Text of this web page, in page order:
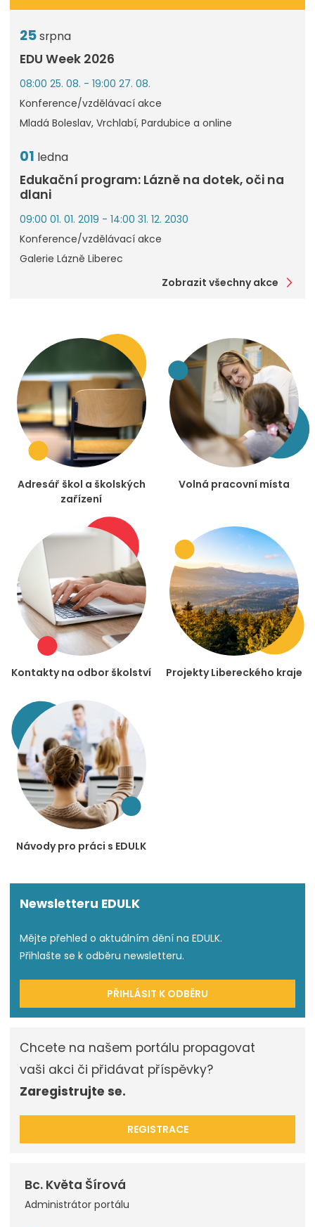
25srpna
EDU Week 2026
08:00 25. 08. - 19:00 27. 08.
Konference/vzdělávací akce
Mladá Boleslav, Vrchlabí, Pardubice a online
01 ledna
Edukační program: Lázně na dotek, oči na
dlani
09:00 01. 01. 2019 - 14:00 31. 12. 2030
Konference/vzdělávací akce
Galerie Lázně Liberec
Zobrazit všechny akce
Adresář škol a školských
zařízení
Volná pracovní místa
Kontakty na odbor školství Projekty Libereckého kraje
Návody pro práci s EDULK
Newsletteru EDULK
Mějte přehled o aktuálním dění na EDULK.
Přihlašte se k odběru newsletteru.
PŘIHLÁSIT K ODBĚRU
Chcete na našem portálu propagovat
vaši akci či přidávat příspěvky?
Zaregistrujte se.
REGISTRACE
Bc. Květa Šírová
Administrátor portálu